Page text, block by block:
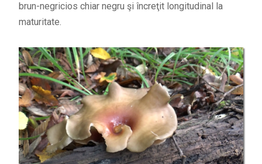
brun-negricios chiar negru şi încreţit longitudinal la
maturitate.